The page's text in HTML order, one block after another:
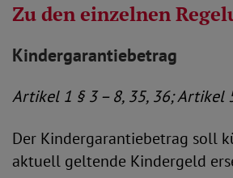
Zu den einzelnen
Kindergarantiebetrag
Artikel 1 § 3 – 8, 35, 36; Artikel
Der Kindergarantiebetrag soll
aktuell geltende Kindergeld